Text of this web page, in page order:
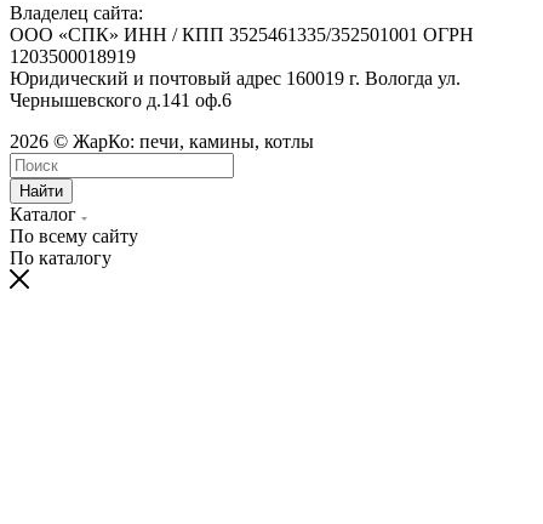
Владелец сайта:
ООО «СПК» ИНН / КПП 3525461335/352501001 ОГРН
1203500018919
Юридический и почтовый адрес 160019 г. Вологда ул.
Чернышевского д.141 оф.6
2026 © ЖарКо: печи, камины, котлы
Найти
Каталог
По всему сайту
По каталогу